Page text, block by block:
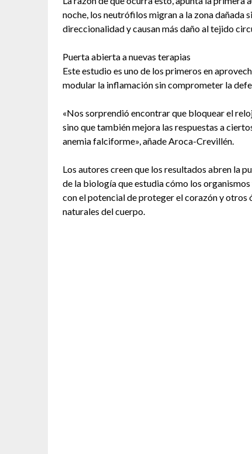
noche, los neutrófilos migran a la zona dañada
direccionalidad y causan más daño al tejido
Puerta abierta a nuevas terapias
Este estudio es uno de los primeros en
modular la inflamación sin comprometer la
«Nos sorprendió encontrar que bloquear el
sino que también mejora las respuestas a
anemia falciforme», añade Aroca-Crevillén.
Los autores creen que los resultados abren la
de la biología que estudia cómo los
con el potencial de proteger el corazón y otros
naturales del cuerpo.